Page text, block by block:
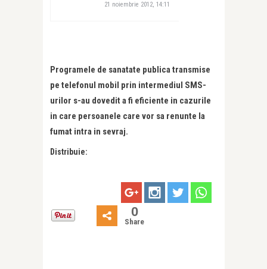
21 noiembrie 2012, 14:11
Programele de sanatate publica transmise
pe telefonul mobil prin intermediul SMS-
urilor s-au dovedit a fi eficiente in cazurile
in care persoanele care vor sa renunte la
fumat intra in sevraj.
Distribuie:
0
Share